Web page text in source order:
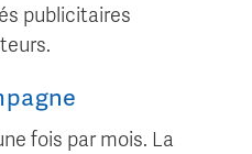
publicitaires
fois par mois. La